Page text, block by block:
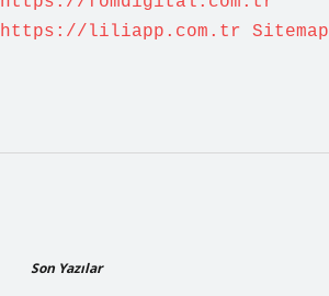
https://liliapp.com.tr
Sitemap
Son Yazılar